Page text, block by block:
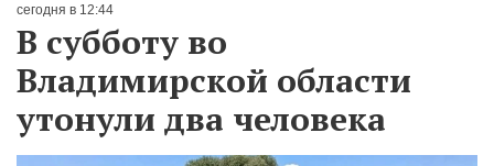
сегодня в 12:44
В субботу во
Владимирской области
утонули два человека